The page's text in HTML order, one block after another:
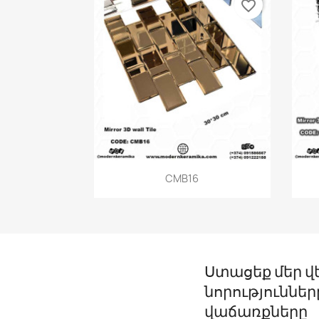
Quick view
CMB16
favorite_border
Ստացեք մեր
վաճառքները